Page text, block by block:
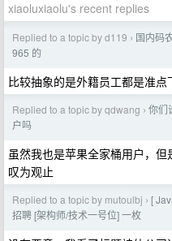
xiaoluxiaolu's recent replies
Replied to a topic by d119 › 国内码
965 的
比较抽象的是外籍员工都是准
Replied to a topic by qdwang › 你们
户吗
虽然我也是苹果全家桶用户，但
叹为观止
Replied to a topic by mutoulbj › [
招聘 [架构师/技术一号位] 一枚